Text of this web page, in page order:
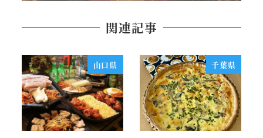
関連記事
山口県 千葉県